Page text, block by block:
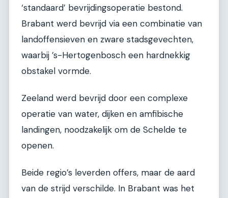
‘standaard’ bevrijdingsoperatie bestond.
Brabant werd bevrijd via een combinatie van
landoffensieven en zware stadsgevechten,
waarbij ’s-Hertogenbosch een hardnekkig
obstakel vormde.
Zeeland werd bevrijd door een complexe
operatie van water, dijken en amfibische
landingen, noodzakelijk om de Schelde te
openen.
Beide regio’s leverden offers, maar de aard
van de strijd verschilde. In Brabant was het